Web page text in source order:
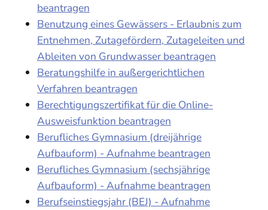
beantragen
Benutzung eines Gewässers - Erlaubnis zum
Entnehmen, Zutagefördern, Zutageleiten und
Ableiten von Grundwasser beantragen
Beratungshilfe in außergerichtlichen
Verfahren beantragen
Berechtigungszertifikat für die Online-
Ausweisfunktion beantragen
Berufliches Gymnasium (dreijährige
Aufbauform) - Aufnahme beantragen
Berufliches Gymnasium (sechsjährige
Aufbauform) - Aufnahme beantragen
Berufseinstiegsjahr (BEJ) - Aufnahme